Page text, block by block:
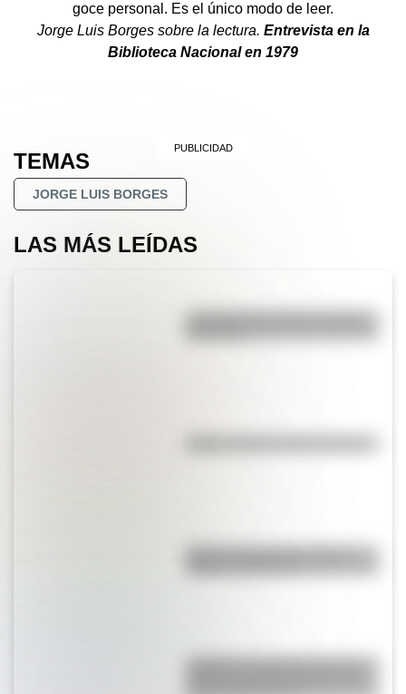
goce personal. Es el único modo de leer.
Jorge Luis Borges sobre la lectura. Entrevista en la
Biblioteca Nacional en 1979
TEMAS
JORGE LUIS BORGES
LAS MÁS LEÍDAS
La vida de San Martín contada
Bandera de Bolivia: historia,
¿Sabías que Argentina tuvo la